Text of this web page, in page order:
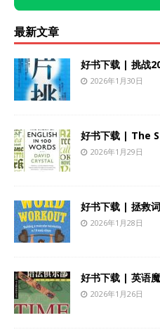
最新文章
好书下载 | 挑战
2026年1月30日
好书下载 | The
2026年1月29日
好书下载 | 拯救
2026年1月28日
好书下载 | 英语
2026年1月26日